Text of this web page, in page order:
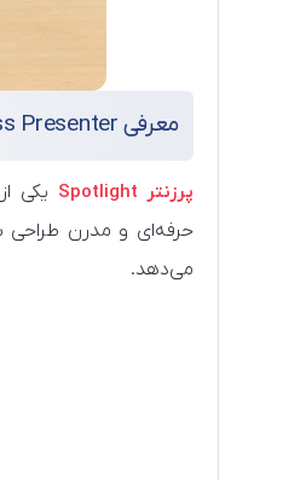
معرفی Logitech Spotlight Wireless Presenter
پرزنتر Spotlight
حرفه‌ای و مدرن طراحی
می‌دهد.